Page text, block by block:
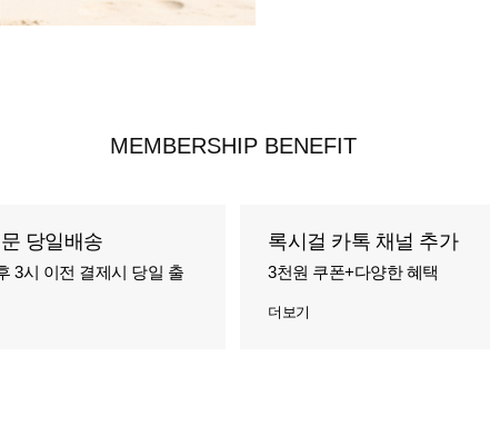
MEMBERSHIP BENEFIT
당일배송
3시 이전 결제시 당일 출
록시걸 카톡 채널 추가
3천원 쿠폰+다양한 혜택
더보기